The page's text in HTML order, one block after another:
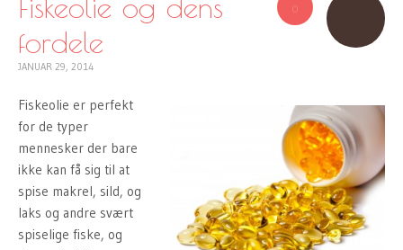
0
fordele
JANUAR 29, 2014
Fiskeolie er perfekt
for de typer
mennesker der bare
ikke kan få sig til at
spise makrel, sild, og
laks og andre svært
spiselige fiske, og